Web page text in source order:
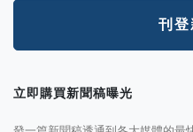
刊
立即購買新聞稿曝光